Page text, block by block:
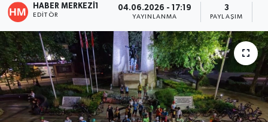
HABER MERKEZI1
EDITÖR
04.06.2026 - 17:19
YAYINLANMA
3
PAYLAŞIM
SPOR
MAGAZİN
ÖZEL HABER
DTO
Haber Arşivi